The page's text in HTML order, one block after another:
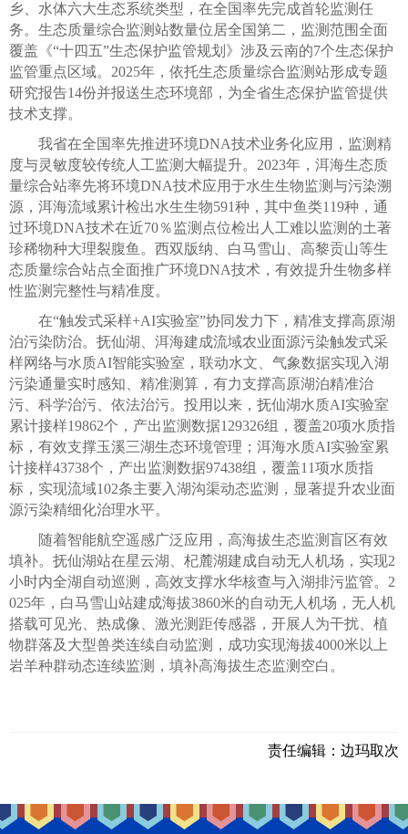
乡、水体六大生态系统类型，在全国率先完成首轮监测任
务。生态质量综合监测站数量位居全国第二，监测范围全面
覆盖《“十四五”生态保护监管规划》涉及云南的7个生态保护
监管重点区域。2025年，依托生态质量综合监测站形成专题
研究报告14份并报送生态环境部，为全省生态保护监管提供
技术支撑。
我省在全国率先推进环境DNA技术业务化应用，监测精
度与灵敏度较传统人工监测大幅提升。2023年，洱海生态质
量综合站率先将环境DNA技术应用于水生生物监测与污染溯
源，洱海流域累计检出水生生物591种，其中鱼类119种，通
过环境DNA技术在近70％监测点位检出人工难以监测的土著
珍稀物种大理裂腹鱼。西双版纳、白马雪山、高黎贡山等生
态质量综合站点全面推广环境DNA技术，有效提升生物多样
性监测完整性与精准度。
在“触发式采样+AI实验室”协同发力下，精准支撑高原湖
泊污染防治。抚仙湖、洱海建成流域农业面源污染触发式采
样网络与水质AI智能实验室，联动水文、气象数据实现入湖
污染通量实时感知、精准测算，有力支撑高原湖泊精准治
污、科学治污、依法治污。投用以来，抚仙湖水质AI实验室
累计接样19862个，产出监测数据129326组，覆盖20项水质指
标，有效支撑玉溪三湖生态环境管理；洱海水质AI实验室累
计接样43738个，产出监测数据97438组，覆盖11项水质指
标，实现流域102条主要入湖沟渠动态监测，显著提升农业面
源污染精细化治理水平。
随着智能航空遥感广泛应用，高海拔生态监测盲区有效
填补。抚仙湖站在星云湖、杞麓湖建成自动无人机场，实现2
小时内全湖自动巡测，高效支撑水华核查与入湖排污监管。2
025年，白马雪山站建成海拔3860米的自动无人机场，无人机
搭载可见光、热成像、激光测距传感器，开展人为干扰、植
物群落及大型兽类连续自动监测，成功实现海拔4000米以上
岩羊种群动态连续监测，填补高海拔生态监测空白。
责任编辑： 边玛取次